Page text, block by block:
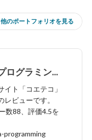
他のポートフォリオを見る
ログラミング
ト「コエテコ」
ビューです。
数88、評価4.5を
programming